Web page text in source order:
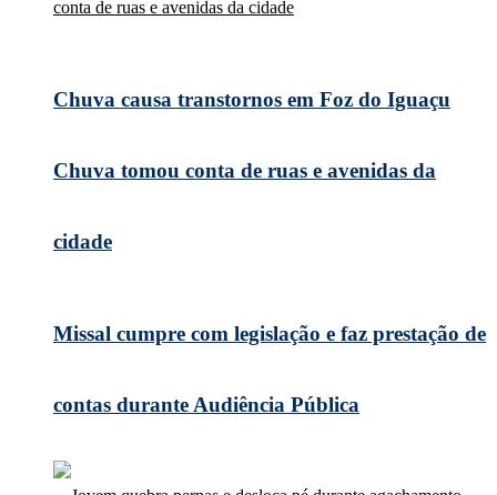
Chuva causa transtornos em Foz do Iguaçu
Chuva tomou conta de ruas e avenidas da
cidade
Missal cumpre com legislação e faz prestação de
contas durante Audiência Pública